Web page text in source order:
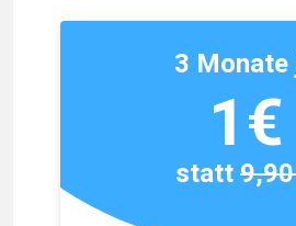
3 Monate
1€
statt